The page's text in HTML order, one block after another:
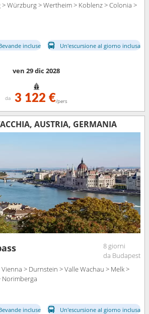
Würzburg > Wertheim > Koblenz > Colonia >
incluse
Un'escursione al giorno inclusa
ven 29 dic 2028
da 3 122 €/pers
AUSTRIA, GERMANIA
8 giorni
da Budapest
> Durnstein > Valle Wachau > Melk >
Norimberga
incluse
Un'escursione al giorno inclusa